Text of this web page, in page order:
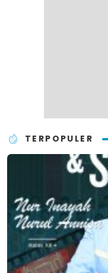
TERPOPULER